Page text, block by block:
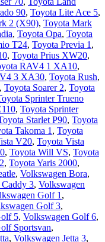
90, Toyota Lite Ace 5,
2 (Х90), Toyota Mark
, Toyota Opa, Toyota
T24, Toyota Previa 1 ,
, Toyota Prius XW20,
RAV4 1 XA10,
3 XA30, Toyota Rush,
, Toyota Soarer 2, Toyota
Sprinter Trueno
, Toyota Sprinter
Starlet P90, Toyota
Takoma 1 , Toyota
V20, Toyota Vista
, Toyota Will VS, Toyota
, Toyota Yaris 2000,
, Volkswagen Bora,
3, Volkswagen
Golf 1 ,
Golf 3,
5, Volkswagen Golf 6,
Sportsvan,
, Volkswagen Jetta 3,